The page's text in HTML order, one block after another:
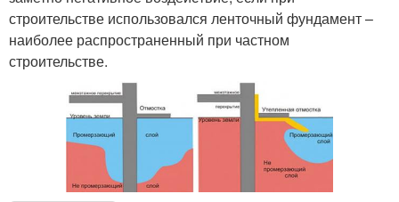
строительстве использовался ленточный фундамент –
наиболее распространенный при частном
строительстве.